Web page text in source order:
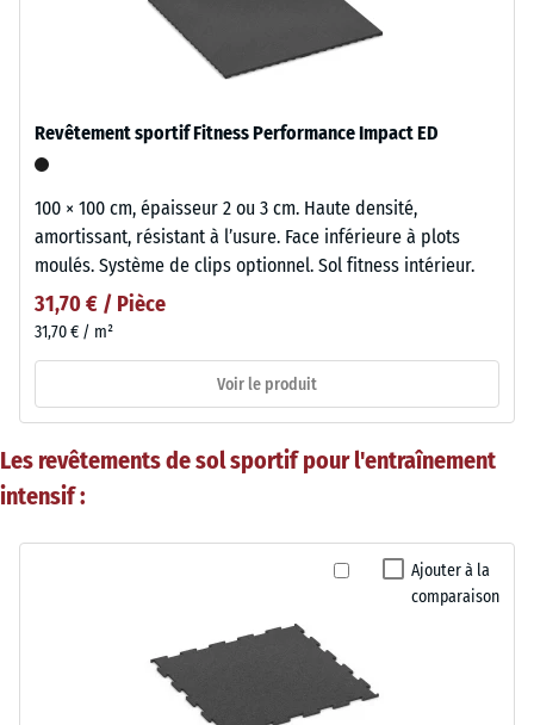
Revêtement sportif Fitness Performance Impact ED
100 × 100 cm, épaisseur 2 ou 3 cm. Haute densité,
amortissant, résistant à l’usure. Face inférieure à plots
moulés. Système de clips optionnel. Sol fitness intérieur.
31,70 € / Pièce
31,70 € / m²
Voir le produit
Les revêtements de sol sportif pour l'entraînement
intensif :
Ajouter à la
comparaison